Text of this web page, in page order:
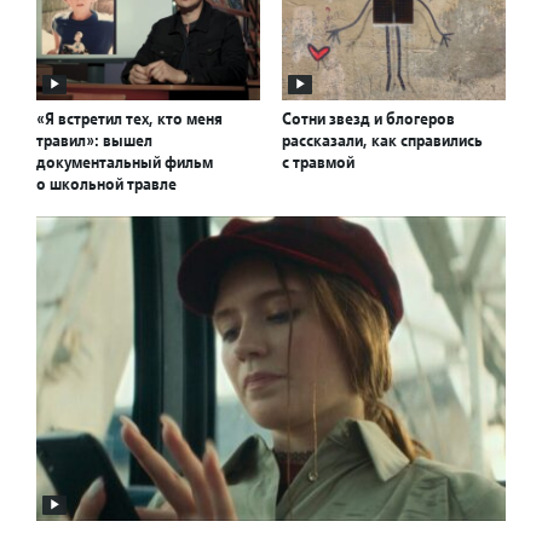
«Я встретил тех, кто меня
травил»: вышел
документальный фильм
о школьной травле
Сотни звезд и блогеров
рассказали, как справились
с травмой